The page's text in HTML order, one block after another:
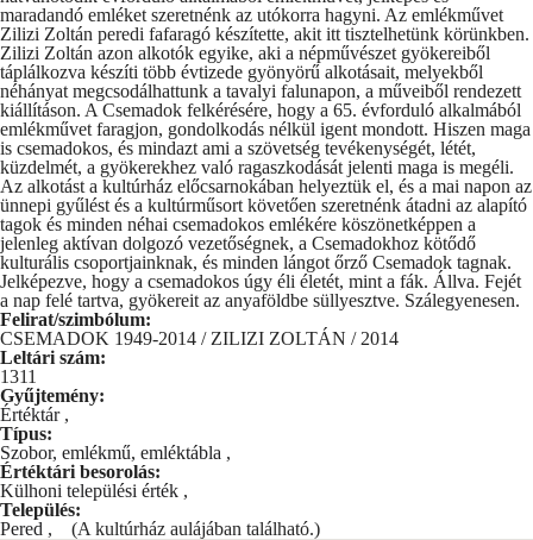
maradandó emléket szeretnénk az utókorra hagyni. Az emlékművet
Zilizi Zoltán peredi fafaragó készítette, akit itt tisztelhetünk körünkben.
Zilizi Zoltán azon alkotók egyike, aki a népművészet gyökereiből
táplálkozva készíti több évtizede gyönyörű alkotásait, melyekből
néhányat megcsodálhattunk a tavalyi falunapon, a műveiből rendezett
kiállításon. A Csemadok felkérésére, hogy a 65. évforduló alkalmából
emlékművet faragjon, gondolkodás nélkül igent mondott. Hiszen maga
is csemadokos, és mindazt ami a szövetség tevékenységét, létét,
küzdelmét, a gyökerekhez való ragaszkodását jelenti maga is megéli.
Az alkotást a kultúrház előcsarnokában helyeztük el, és a mai napon az
ünnepi gyűlést és a kultúrműsort követően szeretnénk átadni az alapító
tagok és minden néhai csemadokos emlékére köszönetképpen a
jelenleg aktívan dolgozó vezetőségnek, a Csemadokhoz kötődő
kulturális csoportjainknak, és minden lángot őrző Csemadok tagnak.
Jelképezve, hogy a csemadokos úgy éli életét, mint a fák. Állva. Fejét
a nap felé tartva, gyökereit az anyaföldbe süllyesztve. Szálegyenesen.
Felirat/szimbólum:
CSEMADOK 1949-2014 / ZILIZI ZOLTÁN / 2014
Leltári szám:
1311
Gyűjtemény:
Értéktár ,
Típus:
Szobor, emlékmű, emléktábla ,
Értéktári besorolás:
Külhoni települési érték ,
Település:
Pered , (A kultúrház aulájában található.)